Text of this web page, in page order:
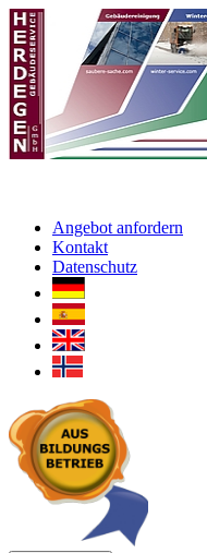
Angebot anfordern
Kontakt
Datenschutz